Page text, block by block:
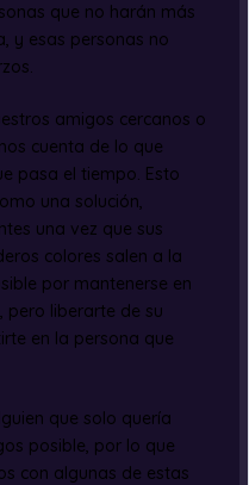
que no harán más
y esas personas no
amigos cercanos o
cuenta de lo que
pasa el tiempo. Esto
una solución,
una vez que sus
colores salen a la
por mantenerse en
liberarte de su
en la persona que
que solo quería
posible, por lo que
con algunas de estas